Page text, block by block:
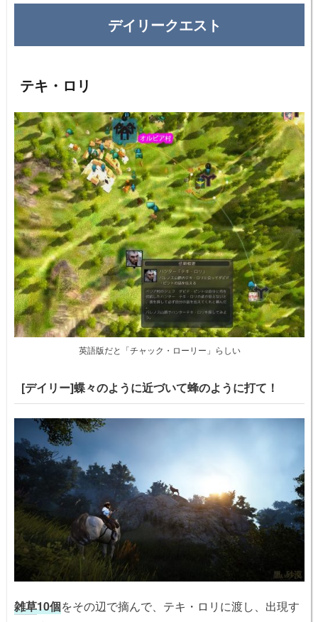
デイリークエスト
テキ・ロリ
英語版だと「チャック・ローリー」らしい
[デイリー]蝶々のように近づいて蜂のように打て！
雑草10個をその辺で摘んで、テキ・ロリに渡し、出現す